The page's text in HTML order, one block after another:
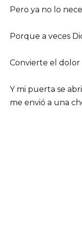
Pero ya no lo
Porque a veces
Convierte el
Y mi puerta se
me envió a una